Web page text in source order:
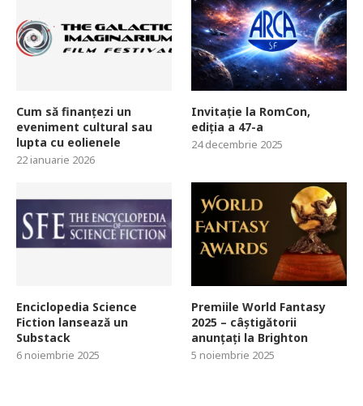
Cum să finanțezi un
eveniment cultural sau
lupta cu eolienele
22 ianuarie 2026
Invitație la RomCon,
ediția a 47-a
24 decembrie 2025
Enciclopedia Science
Fiction lansează un
Substack
6 noiembrie 2025
Premiile World Fantasy
2025 – câștigătorii
anunțați la Brighton
5 noiembrie 2025